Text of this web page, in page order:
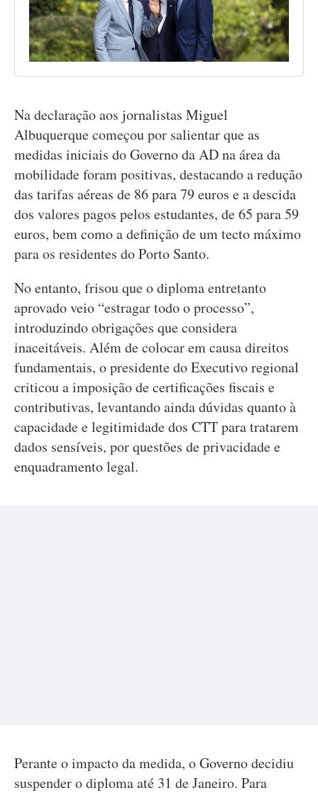
Na declaração aos jornalistas Miguel
Albuquerque começou por salientar que as
medidas iniciais do Governo da AD na área da
mobilidade foram positivas, destacando a redução
das tarifas aéreas de 86 para 79 euros e a descida
dos valores pagos pelos estudantes, de 65 para 59
euros, bem como a definição de um tecto máximo
para os residentes do Porto Santo.
No entanto, frisou que o diploma entretanto
aprovado veio “estragar todo o processo”,
introduzindo obrigações que considera
inaceitáveis. Além de colocar em causa direitos
fundamentais, o presidente do Executivo regional
criticou a imposição de certificações fiscais e
contributivas, levantando ainda dúvidas quanto à
capacidade e legitimidade dos CTT para tratarem
dados sensíveis, por questões de privacidade e
enquadramento legal.
Perante o impacto da medida, o Governo decidiu
suspender o diploma até 31 de Janeiro. Para